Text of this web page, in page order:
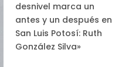
desnivel marca un
antes y un después en
San Luis Potosí: Ruth
González Silva»